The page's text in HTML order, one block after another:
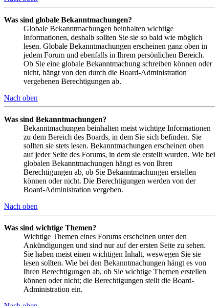
Was sind globale Bekanntmachungen?
Globale Bekanntmachungen beinhalten wichtige
Informationen, deshalb sollten Sie sie so bald wie möglich
lesen. Globale Bekanntmachungen erscheinen ganz oben in
jedem Forum und ebenfalls in Ihrem persönlichen Bereich.
Ob Sie eine globale Bekanntmachung schreiben können oder
nicht, hängt von den durch die Board-Administration
vergebenen Berechtigungen ab.
Nach oben
Was sind Bekanntmachungen?
Bekanntmachungen beinhalten meist wichtige Informationen
zu dem Bereich des Boards, in dem Sie sich befinden. Sie
sollten sie stets lesen. Bekanntmachungen erscheinen oben
auf jeder Seite des Forums, in dem sie erstellt wurden. Wie bei
globalen Bekanntmachungen hängt es von Ihren
Berechtigungen ab, ob Sie Bekanntmachungen erstellen
können oder nicht. Die Berechtigungen werden von der
Board-Administration vergeben.
Nach oben
Was sind wichtige Themen?
Wichtige Themen eines Forums erscheinen unter den
Ankündigungen und sind nur auf der ersten Seite zu sehen.
Sie haben meist einen wichtigen Inhalt, weswegen Sie sie
lesen sollten. Wie bei den Bekanntmachungen hängt es von
Ihren Berechtigungen ab, ob Sie wichtige Themen erstellen
können oder nicht; die Berechtigungen stellt die Board-
Administration ein.